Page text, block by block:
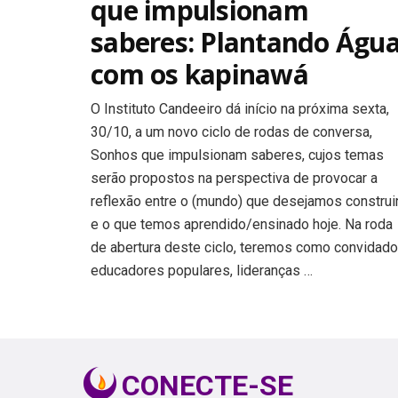
que impulsionam
saberes: Plantando
com os kapinawá
O Instituto Candeeiro dá início na próxima sexta,
30/10, a um novo ciclo de rodas de conversa,
Sonhos que impulsionam saberes, cujos temas
serão propostos na perspectiva de provocar a
reflexão entre o (mundo) que desejamos
e o que temos aprendido/ensinado hoje. Na roda
de abertura deste ciclo, teremos como
educadores populares, lideranças …
CONECTE-SE